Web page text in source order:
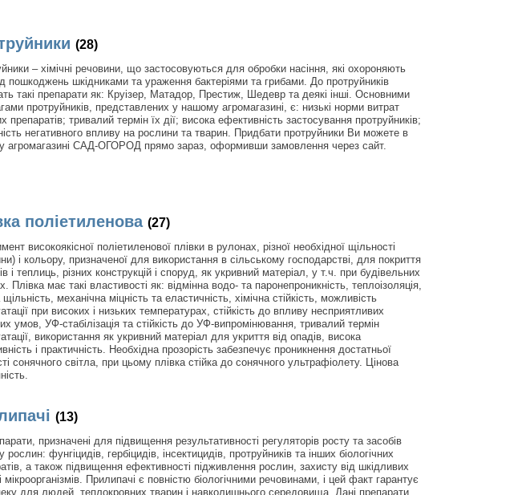
(28)
– хімічні речовини, що застосовуються для обробки насіння, які охороняють
пошкоджень шкідниками та ураження бактеріями та грибами. До протруйників
такі препарати як: Круізер, Матадор, Престиж, Шедевр та деякі інші. Основними
протруйників, представлених у нашому агромагазині, є: низькі норми витрат
препаратів; тривалий термін їх дії; висока ефективність застосування протруйників;
негативного впливу на рослини та тварин. Придбати протруйники Ви можете в
агромагазині САД-ОГОРОД прямо зараз, оформивши замовлення через сайт.
поліетиленова (27)
високоякісної поліетиленової плівки в рулонах, різної необхідної щільності
і кольору, призначеної для використання в сільському господарстві, для покриття
і теплиць, різних конструкцій і споруд, як укривний матеріал, у т.ч. при будівельних
Плівка має такі властивості як: відмінна водо- та паронепроникність, теплоізоляція,
механічна міцність та еластичність, хімічна стійкість, можливість
при високих і низьких температурах, стійкість до впливу несприятливих
умов, УФ-стабілізація та стійкість до УФ-випромінювання, тривалий термін
використання як укривний матеріал для укриття від опадів, висока
і практичність. Необхідна прозорість забезпечує проникнення достатньої
сонячного світла, при цьому плівка стійка до сонячного ультрафіолету. Цінова
(13)
призначені для підвищення результативності регуляторів росту та засобів
рослин: фунгіцидів, гербіцидів, інсектицидів, протруйників та інших біологічних
а також підвищення ефективності підживлення рослин, захисту від шкідливих
мікроорганізмів. Прилипачі є повністю біологічними речовинами, і цей факт гарантує
для людей, теплокровних тварин і навколишнього середовища. Дані препарати